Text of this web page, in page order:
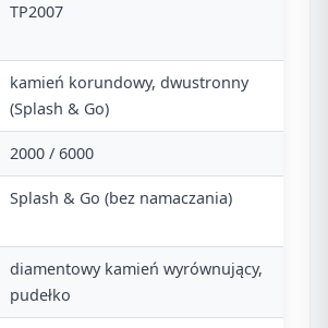
TP2007
kamień korundowy, dwustronny
(Splash & Go)
2000 / 6000
Splash & Go (bez namaczania)
diamentowy kamień wyrównujący,
pudełko